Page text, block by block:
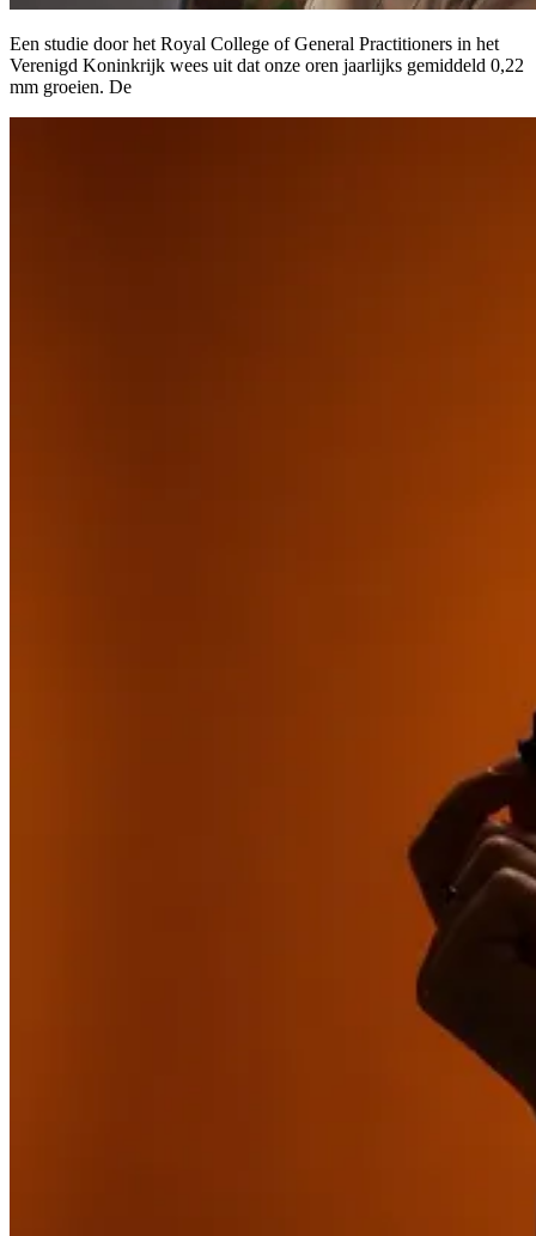
Een studie door het Royal College of General Practitioners in het
Verenigd Koninkrijk wees uit dat onze oren jaarlijks gemiddeld 0,22
mm groeien. De